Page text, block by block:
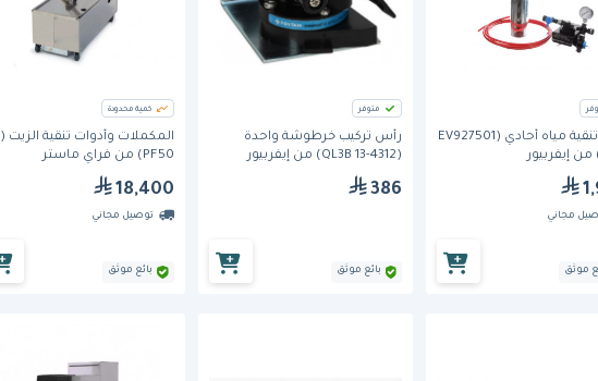
نظام تنقية مياه أحادي (EV927501
مجاني
موثق
متوفر
رأس تركيب خرطوشة واحدة
(4312-13 QL3B) من إيفربيور
386
بائع موثق
كمية محدودة
المكملات وأدوات تنقية الزيت (
PF50) من فراي ماستر
18,400
توصيل مجاني
بائع موثق